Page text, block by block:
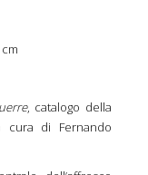
, catalogo della
cura di Fernando